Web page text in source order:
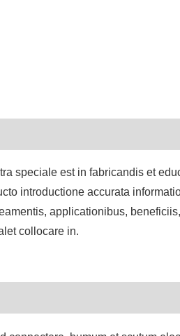
تمل
speciale est in fabricandis et
introductione accurata
applicationibus,
collocare in.